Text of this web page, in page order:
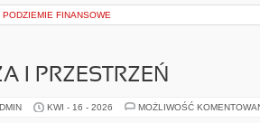
PODZIEMIE FINANSOWE
I PRZESTRZEŃ
KWI - 16 - 2026 MOŻLIWOŚĆ